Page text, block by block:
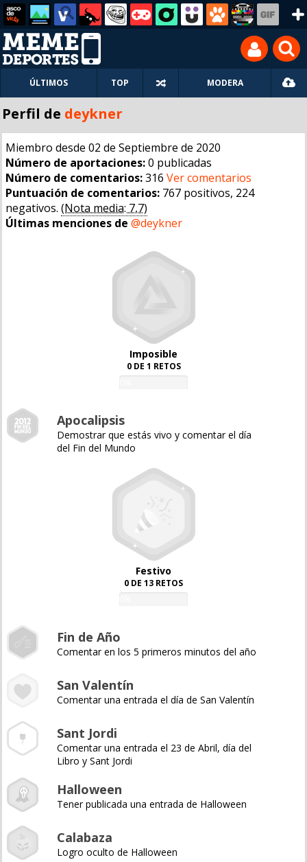
ÚLTIMOS TOP MODERA
Perfil de deykner
Miembro desde 02 de Septiembre de 2020
Número de aportaciones:0 publicadas
Número de comentarios:316 Ver comentarios
Puntuación de comentarios: 767 positivos, 224
negativos. (Nota media: 7,7)
Últimas menciones de @deykner
Imposible
0 DE 1 RETOS
Apocalipsis
Demostrar que estás vivo y comentar el día
del Fin del Mundo
Festivo
0 DE 13 RETOS
Fin de Año
Comentar en los 5 primeros minutos del año
San Valentín
Comentar una entrada el día de San Valentín
Sant Jordi
Comentar una entrada el 23 de Abril, día del
Libro y Sant Jordi
Halloween
Tener publicada una entrada de Halloween
Calabaza
Logro oculto de Halloween